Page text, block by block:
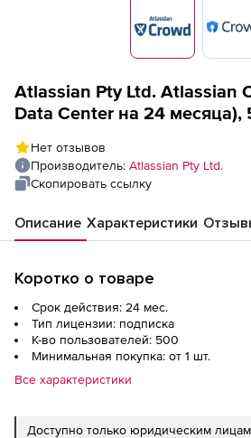
Atlassian Pty Ltd. Atlassian
Data Center на 24 месяца),
Нет отзывов
Производитель: Atlassian Pty Ltd.
Скопировать ссылку
Описание Характеристики
Коротко о товаре
Срок действия: 24 мес.
Тип лицензии: подписка
К-во пользователей: 500
Минимальная покупка: от 1 шт.
Все характеристики
Доступно только юридическим